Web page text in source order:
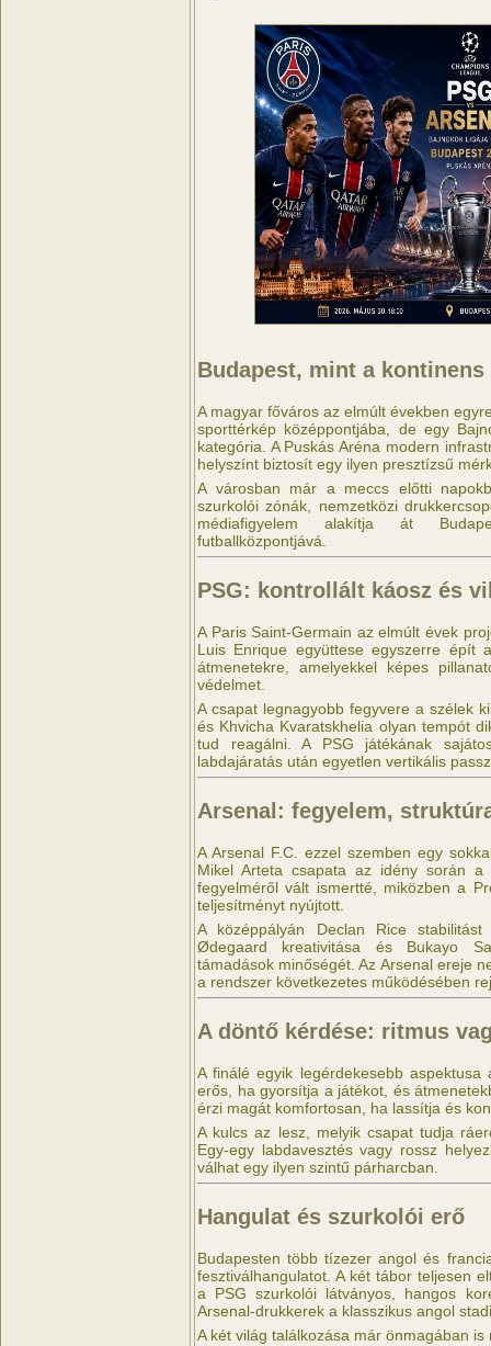
Budapest, mint a
A magyar főváros az elmúlt években
sporttérkép középpontjába, de egy
kategória. A Puskás Aréna modern
helyszínt biztosít egy ilyen presztízsű
A városban már a meccs előtti
szurkolói zónák, nemzetközi
médiafigyelem alakítja át
futballközpontjává.
PSG: kontrollált káosz és
A Paris Saint-Germain az elmúlt évek
Luis Enrique együttese egyszerre épít
átmenetekre, amelyekkel képes
védelmet.
A csapat legnagyobb fegyvere a szélek
és Khvicha Kvaratskhelia olyan tempót
tud reagálni. A PSG játékának
labdajáratás után egyetlen vertikális
Arsenal: fegyelem,
A Arsenal F.C. ezzel szemben egy
Mikel Arteta csapata az idény során a
fegyelméről vált ismertté, miközben a
teljesítményt nyújtott.
A középpályán Declan Rice
Ødegaard kreativitása és Bukayo
támadások minőségét. Az Arsenal ereje
a rendszer következetes működésében
A döntő kérdése: ritmus
A finálé egyik legérdekesebb
erős, ha gyorsítja a játékot, és
érzi magát komfortosan, ha lassítja és
A kulcs az lesz, melyik csapat tudja
Egy-egy labdavesztés vagy rossz
válhat egy ilyen szintű párharcban.
Hangulat és szurkolói erő
Budapesten több tízezer angol és
fesztiválhangulatot. A két tábor teljesen
a PSG szurkolói látványos, hangos
Arsenal-drukkerek a klasszikus angol
A két világ találkozása már önmagában